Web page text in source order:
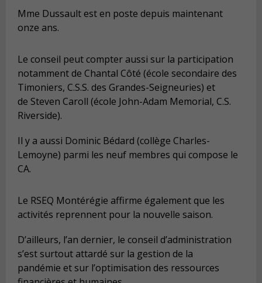
Mme Dussault est en poste depuis maintenant
onze ans.
Le conseil peut compter aussi sur la participation
notamment de Chantal Côté (école secondaire des
Timoniers, C.S.S. des Grandes-Seigneuries) et
de Steven Caroll (école John-Adam Memorial, C.S.
Riverside).
Il y a aussi Dominic Bédard (collège Charles-
Lemoyne) parmi les neuf membres qui compose le
CA.
Le RSEQ Montérégie affirme également que les
activités reprennent pour la nouvelle saison.
D’ailleurs, l’an dernier, le conseil d’administration
s’est surtout attardé sur la gestion de la
pandémie et sur l’optimisation des ressources